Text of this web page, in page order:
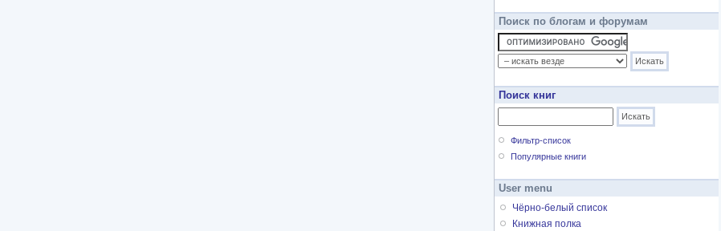
Поиск по блогам и форумам
Поиск книг
Фильтр-список
Популярные книги
User menu
Чёрно-белый список
Книжная полка